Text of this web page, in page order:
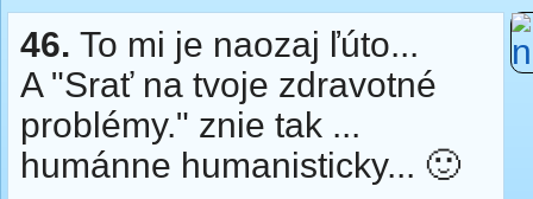
46. To mi je naozaj ľúto...
A "Srať na tvoje zdravotné
problémy." znie tak ...
humánne humanisticky... 🙂